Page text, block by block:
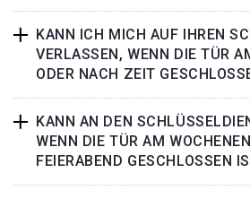
KANN ICH MICH AUF IHREN
VERLASSEN, WENN DIE TÜR
ODER NACH ZEIT
KANN AN DEN
WENN DIE TÜR AM
FEIERABEND GESCHLOSSEN